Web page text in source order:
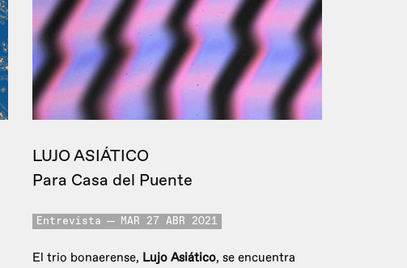
LUJO ASIÁTICO
Para Casa del Puente
Entrevista MAR 27 ABR 2021
El trio bonaerense, Lujo Asiático, se encuentra